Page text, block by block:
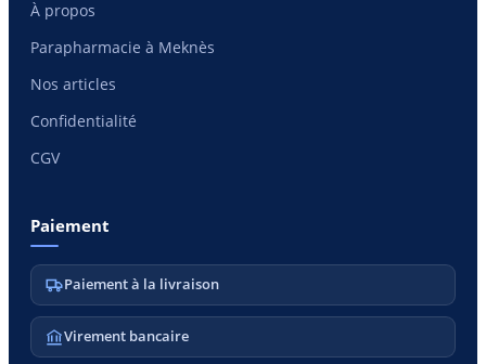
À propos
Parapharmacie à Meknès
Nos articles
Confidentialité
CGV
Paiement
Paiement à la livraison
Virement bancaire